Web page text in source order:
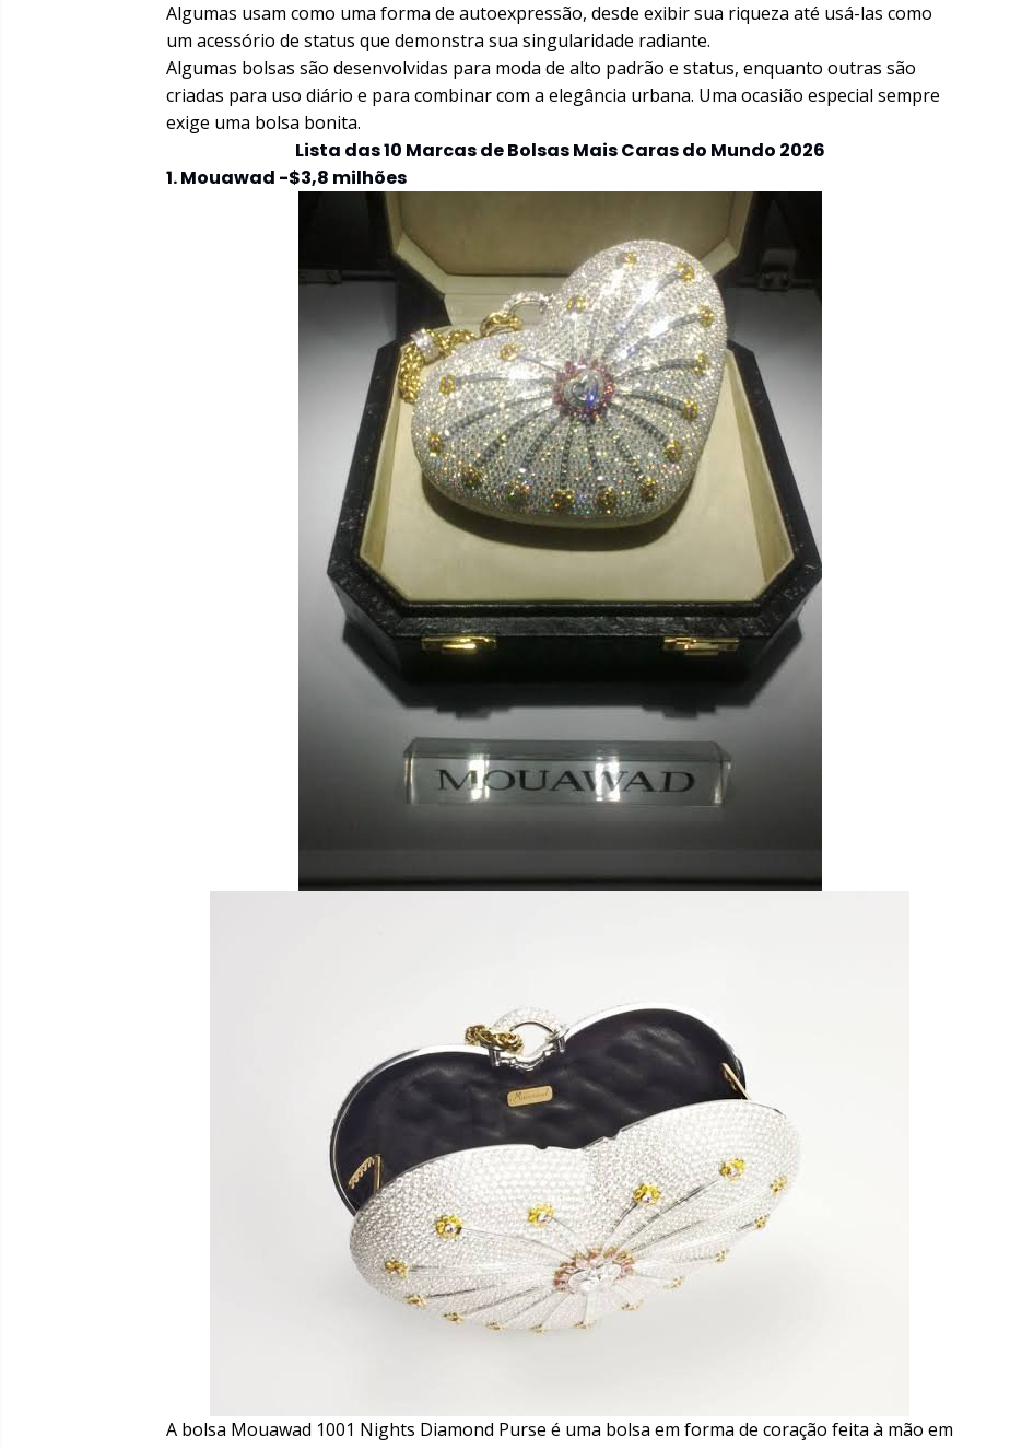
Algumas usam como uma forma de autoexpressão, desde exibir sua riqueza até usá-las como
um acessório de status que demonstra sua singularidade radiante.
Algumas bolsas são desenvolvidas para moda de alto padrão e status, enquanto outras são
criadas para uso diário e para combinar com a elegância urbana. Uma ocasião especial sempre
exige uma bolsa bonita.
Lista das 10 Marcas de Bolsas Mais Caras do Mundo 2026
1. Mouawad -$3,8 milhões
A bolsa Mouawad 1001 Nights Diamond Purse é uma bolsa em forma de coração feita à mão em